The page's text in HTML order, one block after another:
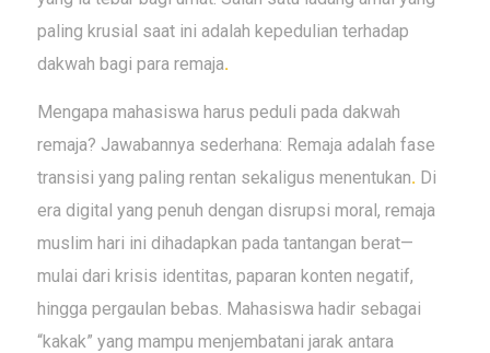
paling krusial saat ini adalah kepedulian terhadap
dakwah bagi para remaja.
Mengapa mahasiswa harus peduli pada dakwah
remaja? Jawabannya sederhana: Remaja adalah fase
transisi yang paling rentan sekaligus menentukan.Di
era digital yang penuh dengan disrupsi moral, remaja
muslim hari ini dihadapkan pada tantangan berat—
mulai dari krisis identitas, paparan konten negatif,
hingga pergaulan bebas. Mahasiswa hadir sebagai
“kakak” yang mampu menjembatani jarak antara